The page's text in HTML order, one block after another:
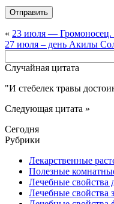
« 23 июля — Громоносец.
27 июля – день Акилы
Случайная цитата
И стебелек травы
Следующая цитата »
Сегодня
Рубрики
Лекарственные
Полезные
Лечебные свойства
Лечебные свойства